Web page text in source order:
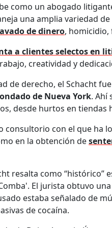
como un abogado
una amplia variedad
de dinero, homicidio,
a clientes selectos en
creatividad y
de derecho, el Schacht
de Nueva York. Ahí
desde hurtos en tiendas
consultorio con el que ha
en la obtención de
resalta como “histórico”
El jurista obtuvo
estaba señalado de
de cocaína.